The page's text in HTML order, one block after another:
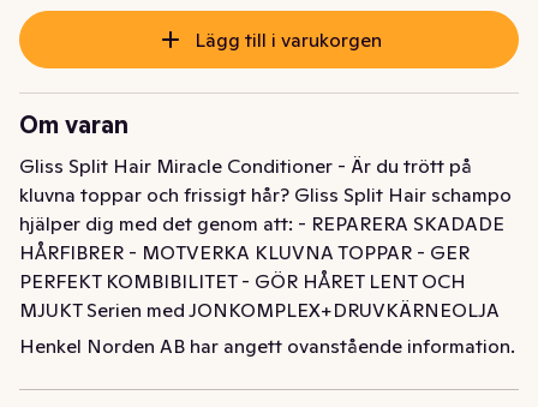
Lägg till i varukorgen
Om varan
Gliss Split Hair Miracle Conditioner - Är du trött på
kluvna toppar och frissigt hår? Gliss Split Hair schampo
hjälper dig med det genom att: - REPARERA SKADADE
HÅRFIBRER - MOTVERKA KLUVNA TOPPAR - GER
PERFEKT KOMBIBILITET - GÖR HÅRET LENT OCH
MJUKT Serien med JONKOMPLEX+DRUVKÄRNEOLJA
som hjälper att jämna ut håret från rot till topp. 88%
till att skapa ett starkt och friskt svall. 95% ingredienser
Henkel Norden AB har angett ovanstående information.